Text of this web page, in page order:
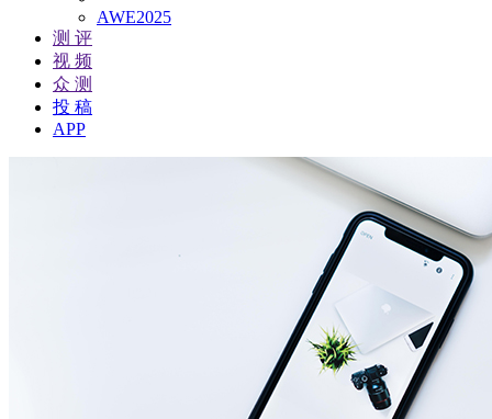
AWE2025
测 评
视 频
众 测
投 稿
APP